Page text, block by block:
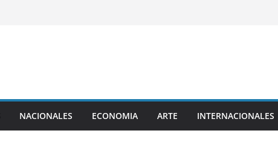
NACIONALES ECONOMIA ARTE INTERNACIONALES